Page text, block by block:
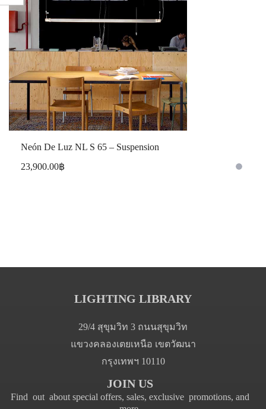
Neón De Luz NL S 65 – Suspension
23,900.00฿
LIGHTING LIBRARY
29/4 สุขุมวิท 3 ถนนสุขุมวิท
แขวงคลองเตยเหนือ เขตวัฒนา
กรุงเทพฯ 10110
JOIN US
Find out about special offers, sales, exclusive promotions, and